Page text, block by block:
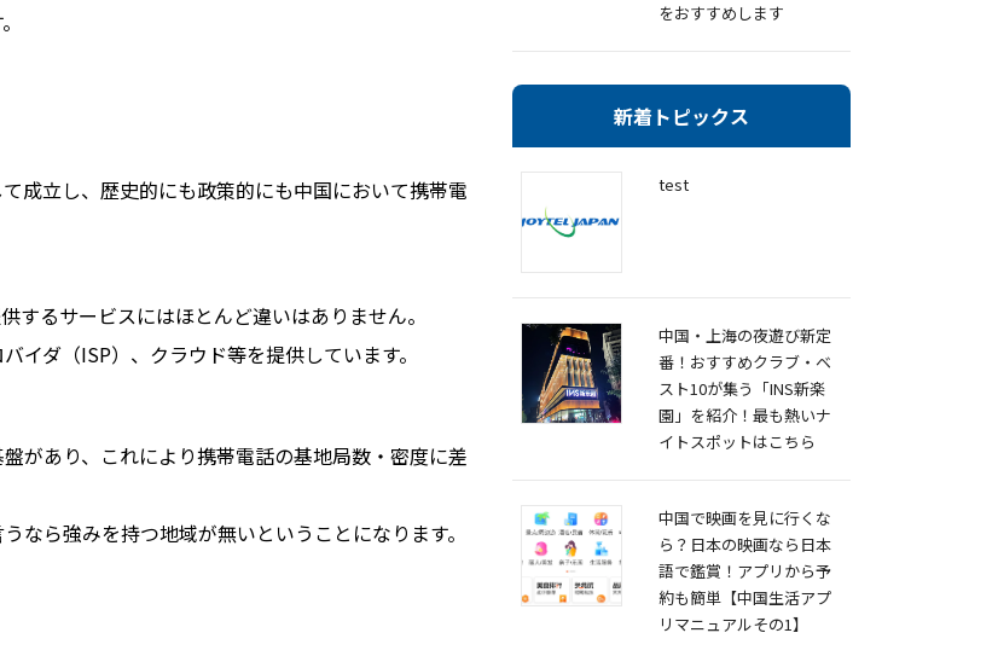
成立し、歴史的にも政策的にも中国において携帯電
るサービスにはほとんど違いはありません。
イダ（ISP）、クラウド等を提供しています。
があり、これにより携帯電話の基地局数・密度に差
なら強みを持つ地域が無いということになります。
をおすすめします
新着トピックス
test
中国・上海の夜遊び新定
番！おすすめクラブ・ベ
スト10が集う「INS新楽
園」を紹介！最も熱いナ
イトスポットはこちら
中国で映画を見に行くな
ら？日本の映画なら日本
語で鑑賞！アプリから予
約も簡単【中国生活アプ
リマニュアルその1】